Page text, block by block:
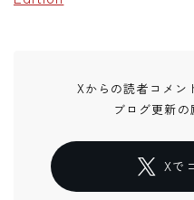
Xからの読者コメン
ブログ更新の
Xで